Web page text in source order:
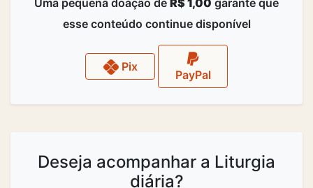
esse conteúdo continue disponível
Pix
PayPal
Deseja acompanhar a Liturgia
diária?